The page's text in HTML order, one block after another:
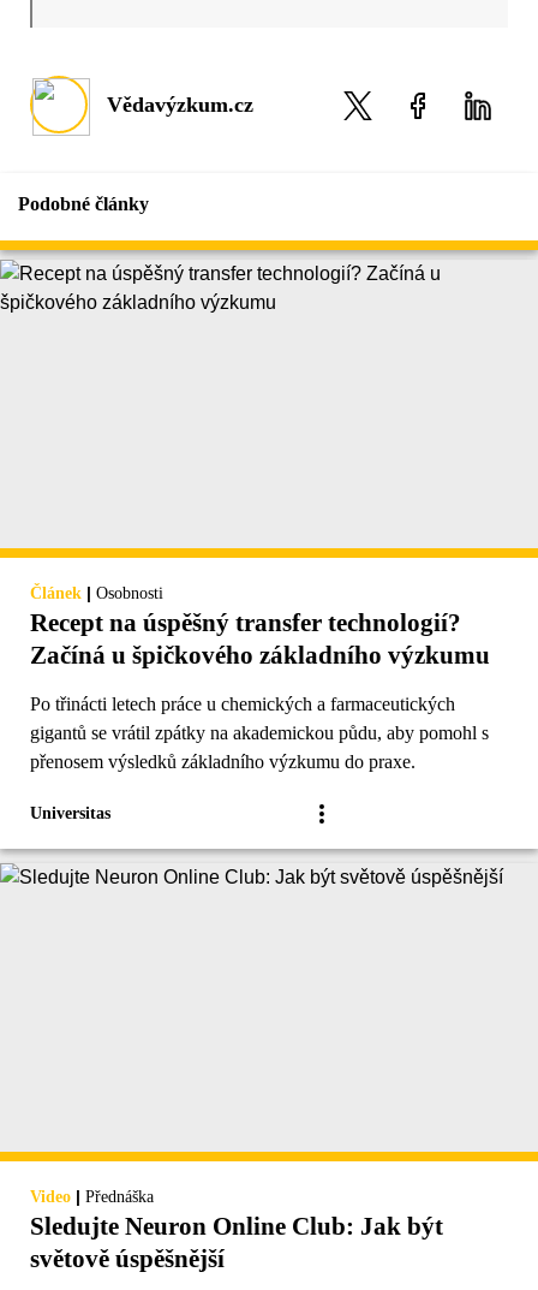
Vědavýzkum.cz
Podobné články
Článek | Osobnosti
Recept na úspěšný transfer technologií?
Začíná u špičkového základního výzkumu
Po třinácti letech práce u chemických a farmaceutických
gigantů se vrátil zpátky na akademickou půdu, aby pomohl s
přenosem výsledků základního výzkumu do praxe.
Universitas
Video | Přednáška
Sledujte Neuron Online Club: Jak být
světově úspěšnější